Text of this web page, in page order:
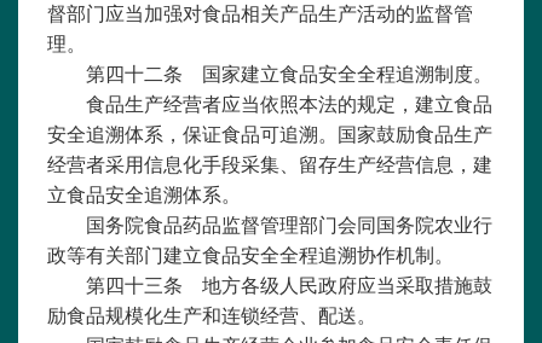
督部门应当加强对食品相关产品生产活动的监督管
理。
第四十二条 国家建立食品安全全程追溯制度。
食品生产经营者应当依照本法的规定，建立食品
安全追溯体系，保证食品可追溯。国家鼓励食品生产
经营者采用信息化手段采集、留存生产经营信息，建
立食品安全追溯体系。
国务院食品药品监督管理部门会同国务院农业行
政等有关部门建立食品安全全程追溯协作机制。
第四十三条 地方各级人民政府应当采取措施鼓
励食品规模化生产和连锁经营、配送。